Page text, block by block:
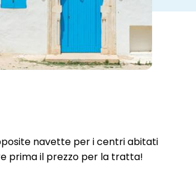
navette per i centri abitati
prima il prezzo per la tratta!